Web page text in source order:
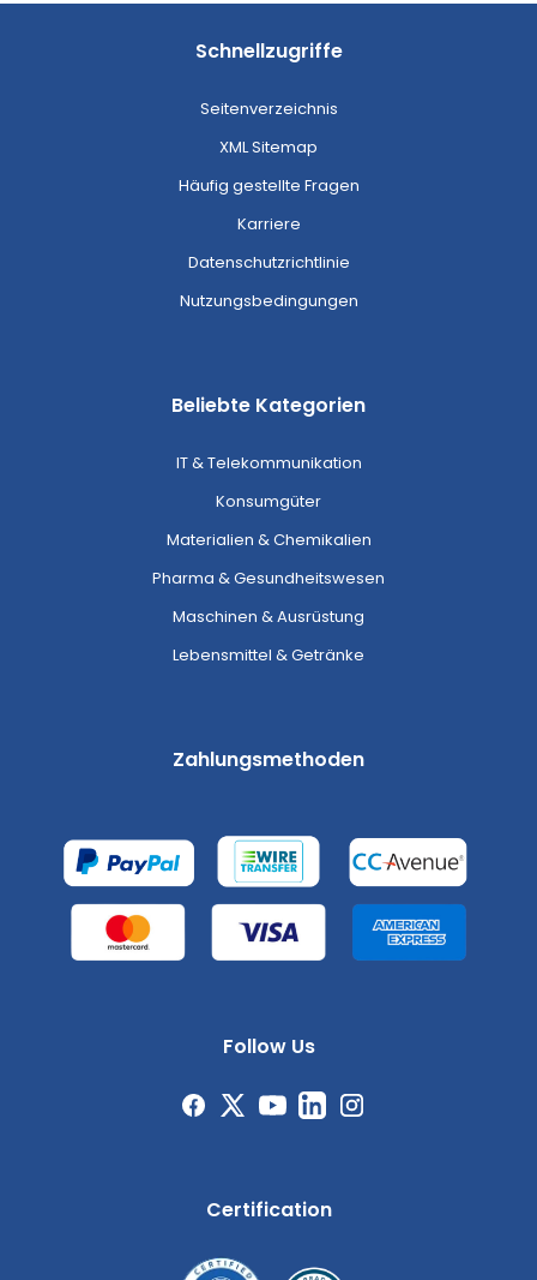
Schnellzugriffe
Seitenverzeichnis
XML Sitemap
Häufig gestellte Fragen
Karriere
Datenschutzrichtlinie
Nutzungsbedingungen
Beliebte Kategorien
IT & Telekommunikation
Konsumgüter
Materialien & Chemikalien
Pharma & Gesundheitswesen
Maschinen & Ausrüstung
Lebensmittel & Getränke
Zahlungsmethoden
Follow Us
Certification